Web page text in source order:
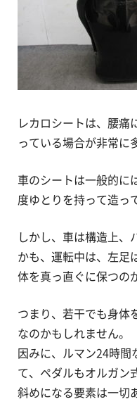
レカロシートは、腰痛
っている場合が非常に
車のシートは一般的に
度ゆとりを持って造っ
しかし、車は構造上、
かも、運転中は、左足
体を真っ直ぐに保つの
つまり、若干でも身体
なのかもしれません。
因みに、ルマン24時
て、ペダルもオルガン
斜めになる要素は一切